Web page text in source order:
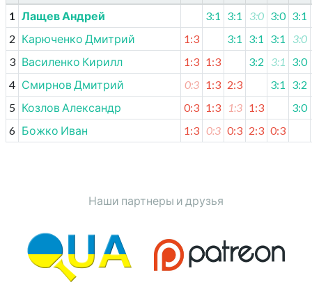
1
Лащев Андрей 3:1 3:1 3:0 3:0 3:1
2 Карюченко Дмитрий 1:3 3:1 3:1 3:1
3:0
3 Василенко Кирилл 1:3 1:3 3:2 3:1
3:0
4 Смирнов Дмитрий 0:3 1:3 2:3 3:1
3:2
5 Козлов Александр 0:3 1:3 1:3 1:3
3:0
6 Божко Иван 1:3 0:3 0:3 2:3 0:3
Наши партнеры и друзья